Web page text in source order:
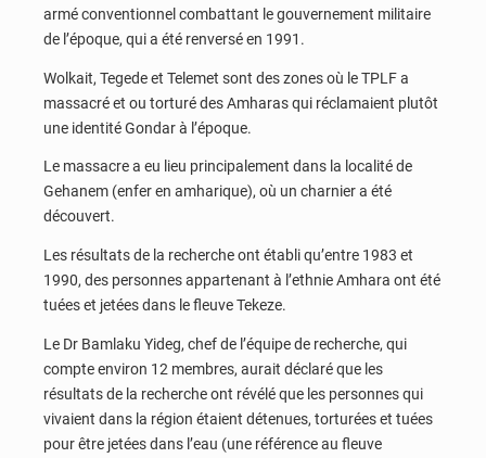
armé conventionnel combattant le gouvernement militaire
de l’époque, qui a été renversé en 1991.
Wolkait, Tegede et Telemet sont des zones où le TPLF a
massacré et ou torturé des Amharas qui réclamaient plutôt
une identité Gondar à l’époque.
Le massacre a eu lieu principalement dans la localité de
Gehanem (enfer en amharique), où un charnier a été
découvert.
Les résultats de la recherche ont établi qu’entre 1983 et
1990, des personnes appartenant à l’ethnie Amhara ont été
tuées et jetées dans le fleuve Tekeze.
Le Dr Bamlaku Yideg, chef de l’équipe de recherche, qui
compte environ 12 membres, aurait déclaré que les
résultats de la recherche ont révélé que les personnes qui
vivaient dans la région étaient détenues, torturées et tuées
pour être jetées dans l’eau (une référence au fleuve